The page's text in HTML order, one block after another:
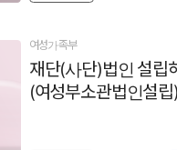
여성가족부
재단(사단)법인 설립
(여성부소관법인설립)